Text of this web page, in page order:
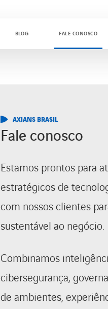
BLOG FALE CONOSCO
AXIANS BRASIL
Fale conosco
Estamos prontos para
estratégicos de
com nossos clientes
sustentável ao negócio.
Combinamos
cibersegurança,
de ambientes,